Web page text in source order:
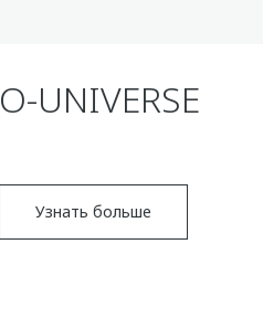
O-UNIVERSE
Узнать больше